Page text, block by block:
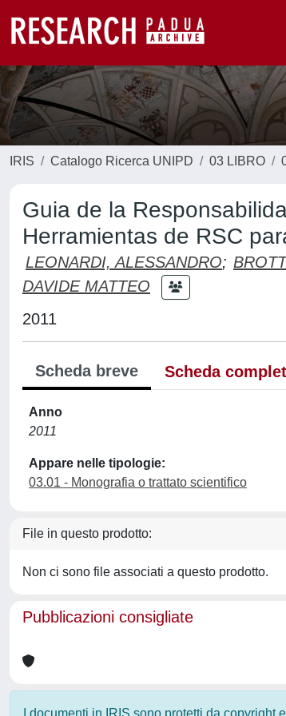
IRIS Catalogo Ricerca UNIPD 03 LIBRO
Guia de la
Herramientas de RSC
LEONARDI, ALESSANDRO;
DAVIDE MATTEO
2011
Scheda breve Scheda
Anno
2011
Appare nelle tipologie:
03.01 - Monografia o trattato scientifico
File in questo prodotto:
Non ci sono file associati a questo prodotto.
Pubblicazioni consigliate
I documenti in IRIS sono protetti da